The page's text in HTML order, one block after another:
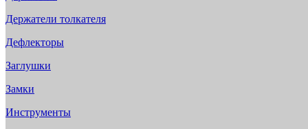
Держатели толкателя
Дефлекторы
Заглушки
Замки
Инструменты